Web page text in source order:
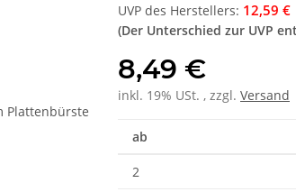
UVP des Herstellers: 12,59 €
(Der Unterschied zur UVP
8,49 €
inkl. 19% USt. , zzgl. Versand
ab
2